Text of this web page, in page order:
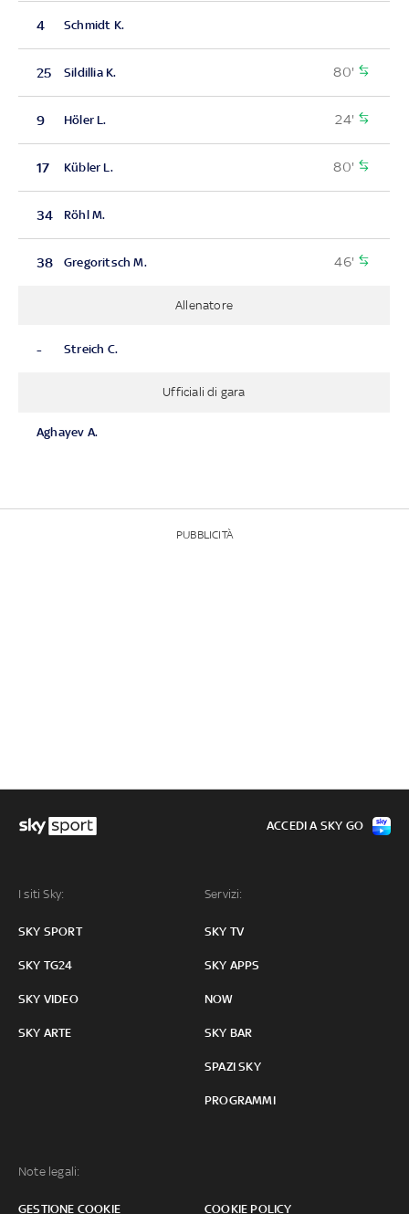
4 Schmidt K.
25 Sildillia K. 80'
9 Höler L. 24'
17 Kübler L. 80'
34 Röhl M.
38 Gregoritsch M. 46'
Allenatore
- Streich C.
Ufficiali di gara
Aghayev A.
PUBBLICITÀ
I siti Sky:
SKY SPORT
SKY TG24
SKY VIDEO
SKY ARTE
Servizi:
SKY TV
SKY APPS
NOW
SKY BAR
SPAZI SKY
PROGRAMMI
Note legali:
GESTIONE COOKIE COOKIE POLICY
ACCEDI A SKY GO